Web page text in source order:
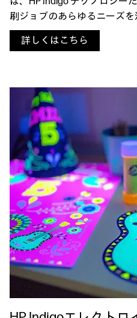
刷ジョブのあらゆるニーズを
詳しくはこちら